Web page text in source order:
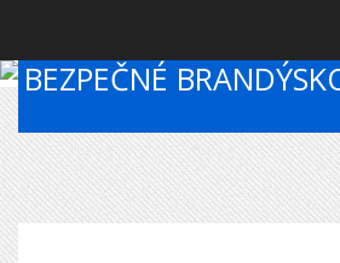
BEZPEČNÉ